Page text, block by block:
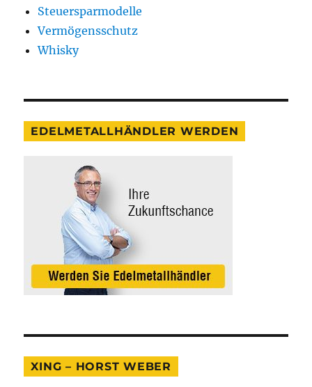
Steuersparmodelle
Vermögensschutz
Whisky
EDELMETALLHÄNDLER WERDEN
XING – HORST WEBER